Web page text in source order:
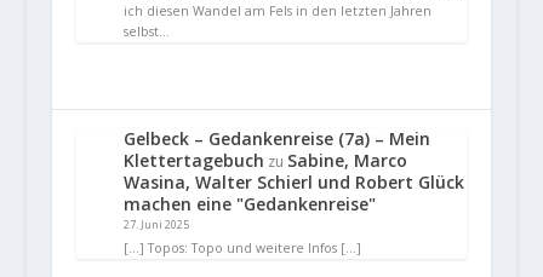
ich diesen Wandel am Fels in den letzten Jahren
selbst…
Gelbeck – Gedankenreise (7a) – Mein
Klettertagebuch zu Sabine, Marco
Wasina, Walter Schierl und Robert Glück
machen eine "Gedankenreise"
27. Juni 2025
[…] Topos: Topo und weitere Infos […]